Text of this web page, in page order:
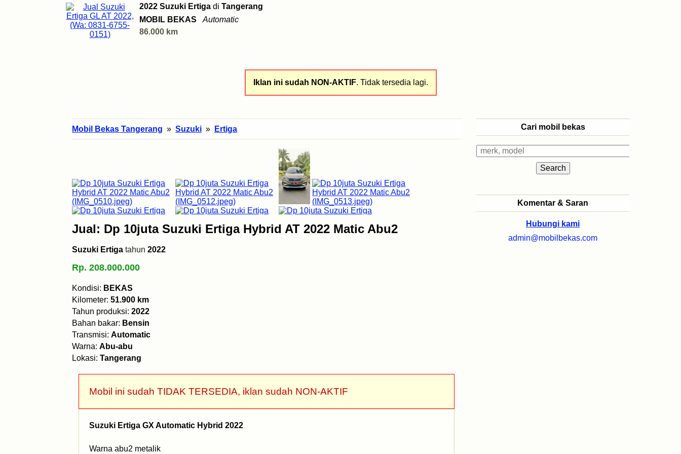
2022 Suzuki Ertiga di Tangerang
MOBIL BEKAS
Automatic
86.000 km
Iklan ini sudah NON-AKTIF. Tidak tersedia lagi.
Mobil Bekas Tangerang » Suzuki » Ertiga
Jual: Dp 10juta Suzuki Ertiga Hybrid AT 2022 Matic Abu2
Suzuki Ertiga tahun 2022
Rp. 208.000.000
Kondisi: BEKAS
Kilometer: 51.900 km
Tahun produksi: 2022
Bahan bakar: Bensin
Transmisi: Automatic
Warna: Abu-abu
Lokasi: Tangerang
Mobil ini sudah TIDAK TERSEDIA, iklan sudah NON-AKTIF
Suzuki Ertiga GX Automatic Hybrid 2022
Warna abu2 metalik
Cari mobil bekas
Komentar & Saran
Hubungi kami
admin@mobilbekas.com